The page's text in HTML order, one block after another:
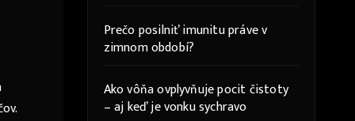
Prečo posilniť imunitu práve v
zimnom období?
Ako vôňa ovplyvňuje pocit čistoty
– aj keď je vonku sychravo